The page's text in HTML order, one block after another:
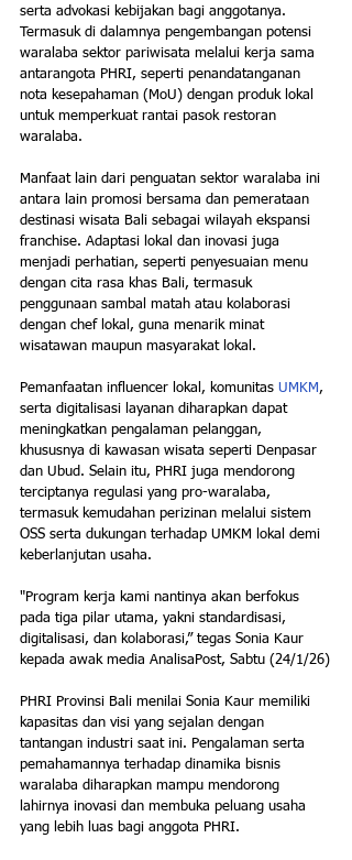
serta advokasi kebijakan bagi anggotanya.
Termasuk di dalamnya pengembangan potensi
waralaba sektor pariwisata melalui kerja sama
antarangota PHRI, seperti penandatanganan
nota kesepahaman (MoU) dengan produk lokal
untuk memperkuat rantai pasok restoran
waralaba.
Manfaat lain dari penguatan sektor waralaba ini
antara lain promosi bersama dan pemerataan
destinasi wisata Bali sebagai wilayah ekspansi
franchise. Adaptasi lokal dan inovasi juga
menjadi perhatian, seperti penyesuaian menu
dengan cita rasa khas Bali, termasuk
penggunaan sambal matah atau kolaborasi
dengan chef lokal, guna menarik minat
wisatawan maupun masyarakat lokal.
Pemanfaatan influencer lokal, komunitas UMKM ,
serta digitalisasi layanan diharapkan dapat
meningkatkan pengalaman pelanggan,
khususnya di kawasan wisata seperti Denpasar
dan Ubud. Selain itu, PHRI juga mendorong
terciptanya regulasi yang pro-waralaba,
termasuk kemudahan perizinan melalui sistem
OSS serta dukungan terhadap UMKM lokal demi
keberlanjutan usaha.
"Program kerja kami nantinya akan berfokus
pada tiga pilar utama, yakni standardisasi,
digitalisasi, dan kolaborasi,” tegas Sonia Kaur
kepada awak media AnalisaPost, Sabtu (24/1/26)
PHRI Provinsi Bali menilai Sonia Kaur memiliki
kapasitas dan visi yang sejalan dengan
tantangan industri saat ini. Pengalaman serta
pemahamannya terhadap dinamika bisnis
waralaba diharapkan mampu mendorong
lahirnya inovasi dan membuka peluang usaha
yang lebih luas bagi anggota PHRI.